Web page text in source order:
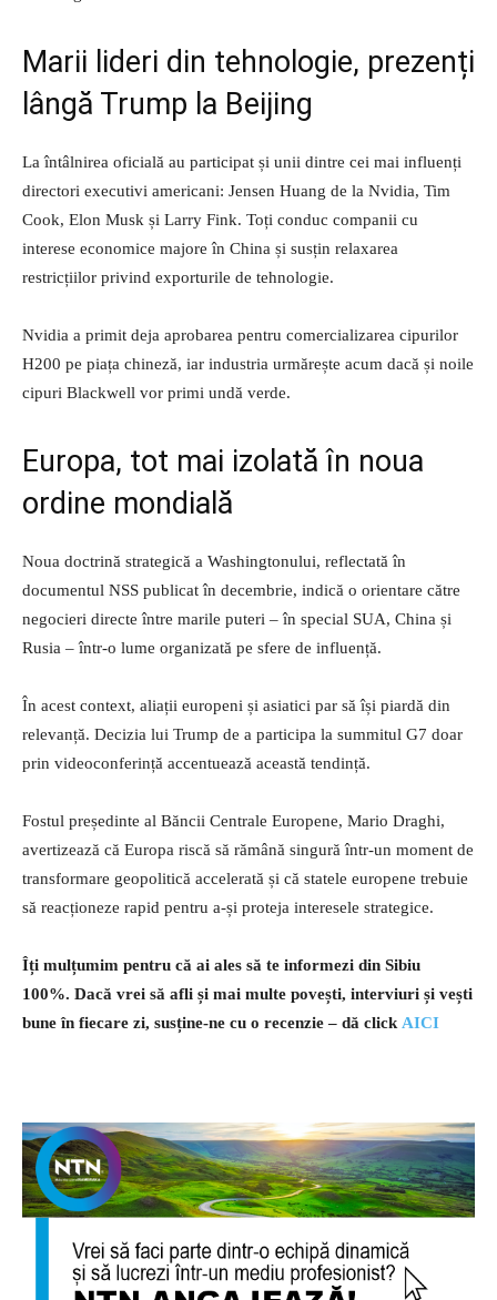
Marii lideri din tehnologie, prezenți
lângă Trump la Beijing
La întâlnirea oficială au participat și unii dintre cei mai influenți
directori executivi americani: Jensen Huang de la Nvidia, Tim
Cook, Elon Musk și Larry Fink. Toți conduc companii cu
interese economice majore în China și susțin relaxarea
restricțiilor privind exporturile de tehnologie.
Nvidia a primit deja aprobarea pentru comercializarea cipurilor
H200 pe piața chineză, iar industria urmărește acum dacă și noile
cipuri Blackwell vor primi undă verde.
Europa, tot mai izolată în noua
ordine mondială
Noua doctrină strategică a Washingtonului, reflectată în
documentul NSS publicat în decembrie, indică o orientare către
negocieri directe între marile puteri – în special SUA, China și
Rusia – într-o lume organizată pe sfere de influență.
În acest context, aliații europeni și asiatici par să își piardă din
relevanță. Decizia lui Trump de a participa la summitul G7 doar
prin videoconferință accentuează această tendință.
Fostul președinte al Băncii Centrale Europene, Mario Draghi,
avertizează că Europa riscă să rămână singură într-un moment de
transformare geopolitică accelerată și că statele europene trebuie
să reacționeze rapid pentru a-și proteja interesele strategice.
Îți mulțumim pentru că ai ales să te informezi din Sibiu
100%. Dacă vrei să afli și mai multe povești, interviuri și vești
bune în fiecare zi, susține-ne cu o recenzie – dă click AICI